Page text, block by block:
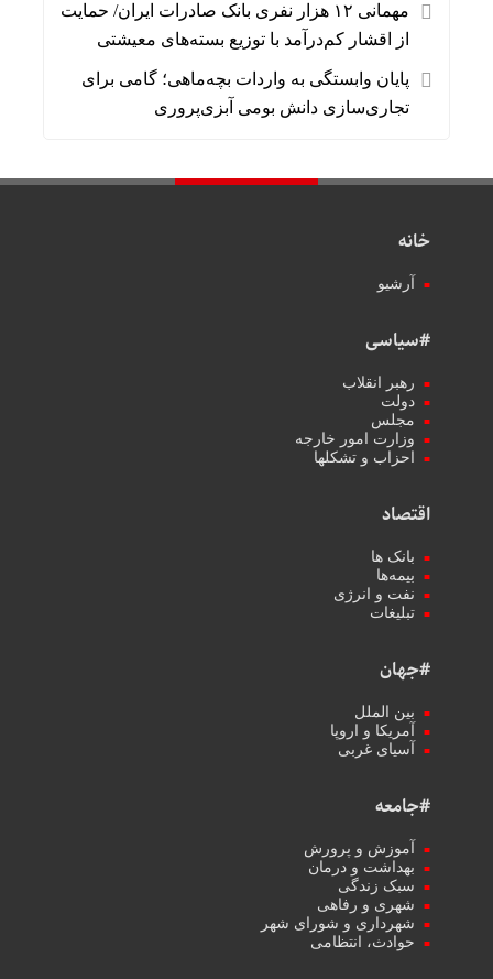
مهمانی ۱۲ هزار نفری بانک صادرات ایران/ حمایت
از اقشار کم‌درآمد با توزیع بسته‌های معیشتی
پایان وابستگی به واردات بچه‌ماهی؛ گامی برای
تجاری‌سازی دانش بومی آبزی‌پروری
خانه
آرشیو
#سیاسی
رهبر انقلاب
دولت
مجلس
وزارت امور خارجه
احزاب و تشکلها
اقتصاد
بانک ها
بیمه‌ها
نفت و انرژی
تبلیغات
#جهان
بین الملل
آمریکا و اروپا
آسیای غربی
#جامعه
آموزش و پرورش
بهداشت و درمان
سبک زندگی
شهری و رفاهی
شهرداری و شورای شهر
حوادث، انتظامی